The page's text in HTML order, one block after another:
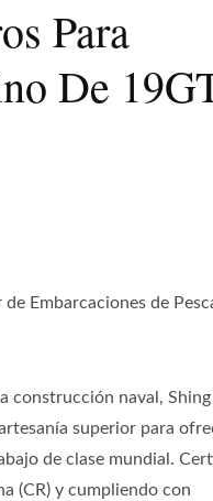
Para
De
Embarcaciones de
construcción naval, Shing
superior para
de clase mundial.
(CR) y cumpliendo con